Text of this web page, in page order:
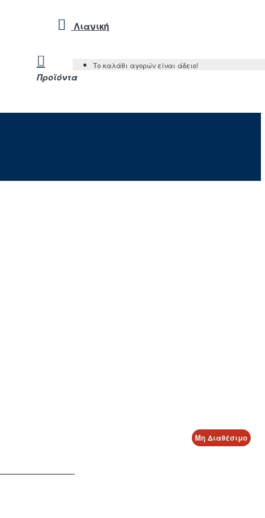
Λιανική
Προϊόντα
Το καλάθι αγορών είναι άδειο!
Μη Διαθέσιμο